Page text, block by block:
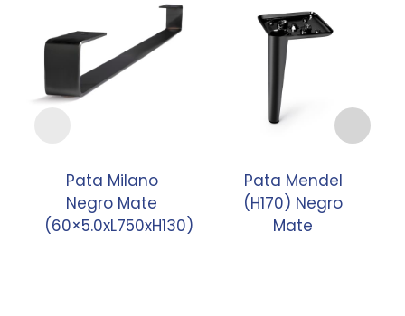
Pata Milano
Negro Mate
(60×5.0xL750xH130)
Pata Mendel
(H170) Negro
Mate